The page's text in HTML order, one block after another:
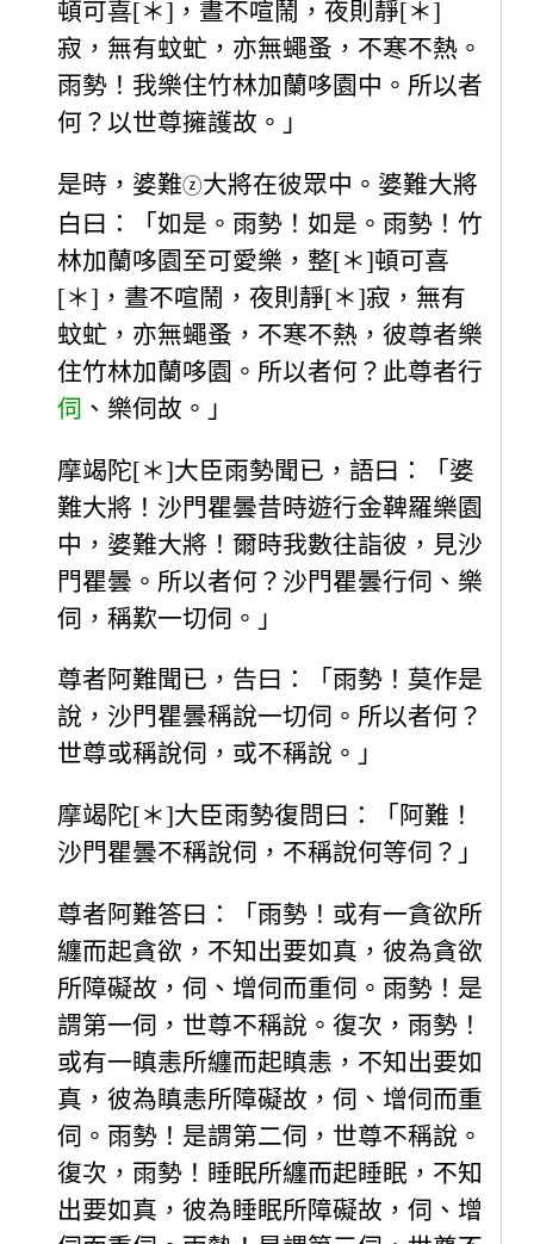
頓可喜[＊]，晝不喧鬧，夜則靜[＊]
寂，無有蚊虻，亦無蠅蚤，不寒不熱。
雨勢！我樂住竹林加蘭哆園中。所以者
何？以世尊擁護故。」
是時，婆難ⓩ大將在彼眾中。婆難大將
白曰：「如是。雨勢！如是。雨勢！竹
林加蘭哆園至可愛樂，整[＊]頓可喜
[＊]，晝不喧鬧，夜則靜[＊]寂，無有
蚊虻，亦無蠅蚤，不寒不熱，彼尊者樂
住竹林加蘭哆園。所以者何？此尊者行
伺 、樂伺故。」
摩竭陀[＊]大臣雨勢聞已，語曰：「婆
難大將！沙門瞿曇昔時遊行金鞞羅樂園
中，婆難大將！爾時我數往詣彼，見沙
門瞿曇。所以者何？沙門瞿曇行伺、樂
伺，稱歎一切伺。」
尊者阿難聞已，告曰：「雨勢！莫作是
說，沙門瞿曇稱說一切伺。所以者何？
世尊或稱說伺，或不稱說。」
摩竭陀[＊]大臣雨勢復問曰：「阿難！
沙門瞿曇不稱說伺，不稱說何等伺？」
尊者阿難答曰：「雨勢！或有一貪欲所
纏而起貪欲，不知出要如真，彼為貪欲
所障礙故，伺、增伺而重伺。雨勢！是
謂第一伺，世尊不稱說。復次，雨勢！
或有一瞋恚所纏而起瞋恚，不知出要如
真，彼為瞋恚所障礙故，伺、增伺而重
伺。雨勢！是謂第二伺，世尊不稱說。
復次，雨勢！睡眠所纏而起睡眠，不知
出要如真，彼為睡眠所障礙故，伺、增